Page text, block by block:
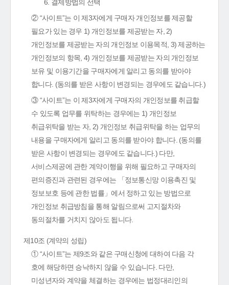
6. 결제방법의 선택
② “사이트”는 이 제3자에게 구매자 개인정보를 제공할
필요가 있는 경우 1) 개인정보를 제공받는 자, 2)
개인정보를 제공받는 자의 개인정보 이용목적, 3) 제공하는
개인정보의 항목, 4) 개인정보를 제공받는 자의 개인정보
보유 및 이용기간을 구매자에게 알리고 동의를 받아야
합니다. (동의를 받은 사항이 변경되는 경우에도 같습니다.)
③ “사이트”는 이 제3자에게 구매자의 개인정보를 취급할
수 있도록 업무를 위탁하는 경우에는 1) 개인정보
취급위탁을 받는 자, 2) 개인정보 취급위탁을 하는 업무의
내용을 구매자에게 알리고 동의를 받아야 합니다. (동의를
받은 사항이 변경되는 경우에도 같습니다.) 다만,
서비스제공에 관한 계약이행을 위해 필요하고 구매자의
편의증진과 관련된 경우에는 「정보통신망 이용촉진 및
정보보호 등에 관한 법률」에서 정하고 있는 방법으로
개인정보 취급방침을 통해 알림으로써 고지절차와
동의절차를 거치지 않아도 됩니다.
제10조 (계약의 성립)
① “사이트”는 제9조와 같은 구매신청에 대하여 다음 각
호에 해당하면 승낙하지 않을 수 있습니다. 다만,
미성년자와 계약을 체결하는 경우에는 법정대리인의